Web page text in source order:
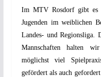
Im MTV Rosdorf gibt es
Jugenden im weiblichen
Landes- und Regionsliga.
Mannschaften halten
möglichst viel
gefördert als auch